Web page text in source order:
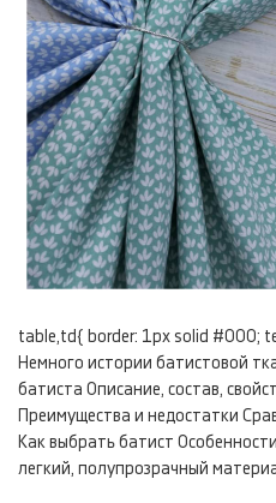
table,td{ border: 1px solid #000;
Немного истории батистовой
батиста Описание, состав,
Преимущества и недостатки
Как выбрать батист
легкий, полупрозрачный